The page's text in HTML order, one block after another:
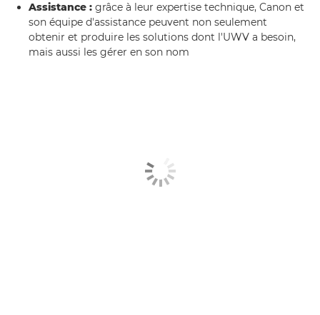
Assistance : grâce à leur expertise technique, Canon et
son équipe d'assistance peuvent non seulement
obtenir et produire les solutions dont l'UWV a besoin,
mais aussi les gérer en son nom